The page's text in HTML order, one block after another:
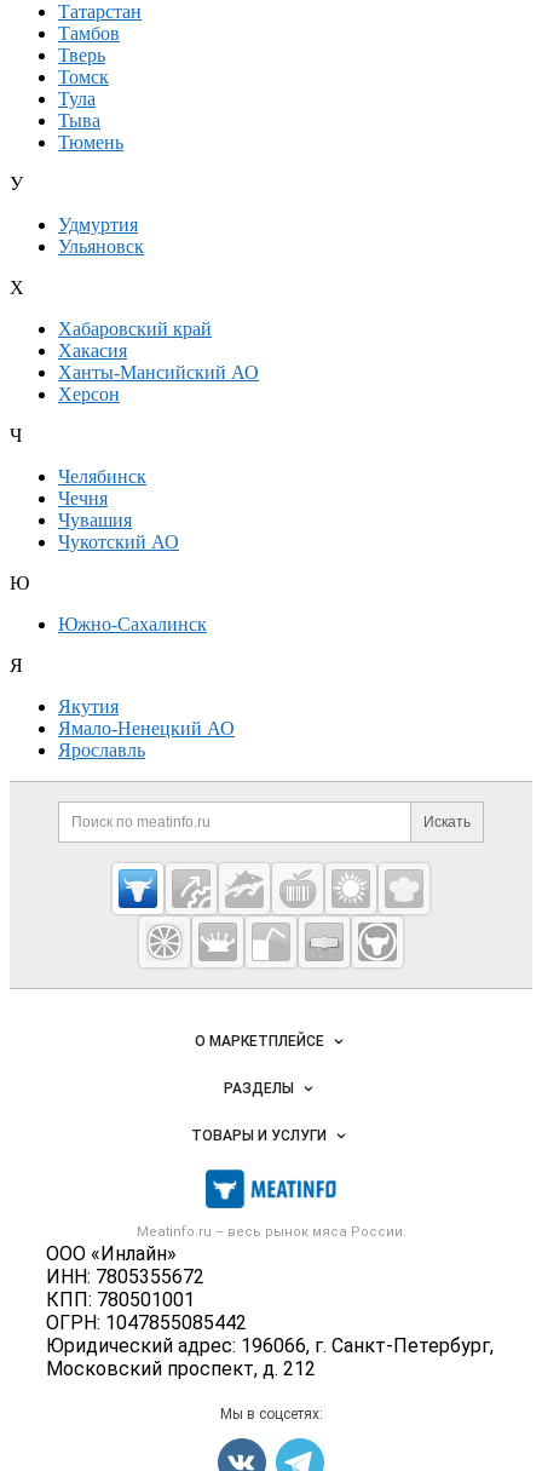
Татарстан
Тамбов
Тверь
Томск
Тула
Тыва
Тюмень
У
Удмуртия
Ульяновск
Х
Хабаровский край
Хакасия
Ханты-Мансийский АО
Херсон
Ч
Челябинск
Чечня
Чувашия
Чукотский АО
Ю
Южно-Сахалинск
Я
Якутия
Ямало-Ненецкий АО
Ярославль
Дополнительная информация
Поиск по сайту и
Искать
Cсылки на полезные проекты
Meatinfo.ru —
мясо и
мясопродукты
Важные разделы и контакты
Meatinfo.ru – весь рынок мяса России.
ООО «Инлайн»
ИНН: 7805355672
КПП: 780501001
ОГРН: 1047855085442
Юридический адрес: 196066, г. Санкт-Петербург,
Московский проспект, д. 212
Навигация по сайтуО МАРКЕТПЛЕЙСЕ
Новости Meatinfo.ru
Размещение рекламы
Публичная оферта
Контактная информация
Политика обработки персональных данных
РАЗДЕЛЫ
Объявления
Новости рынка
Мониторинг
Вакансии
ТОВАРЫ И УСЛУГИ
Мясо, мясопродукты
Скот в живом весе
Колбасы, сосиски, деликатесы
Мясные полуфабрикаты
Мясные снеки
Яйца
Карта объявлений
Мы в соцсетях: